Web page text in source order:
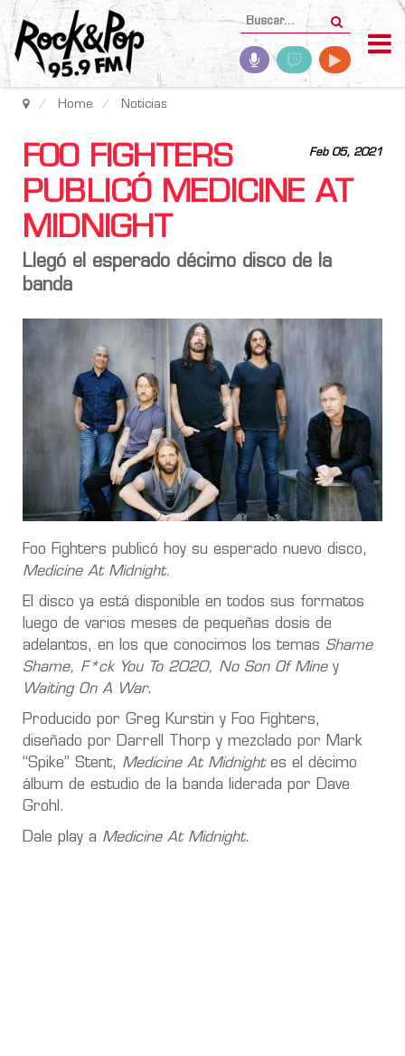
Home Noticias
Feb 05, 2021
FOO FIGHTERS
PUBLICÓ MEDICINE AT
MIDNIGHT
Llegó el esperado décimo disco de la
banda
Foo Fighters publicó hoy su esperado nuevo disco,
Medicine At Midnight.
El disco ya está disponible en todos sus formatos
luego de varios meses de pequeñas dosis de
adelantos, en los que conocimos los temas Shame
Shame, F*ck You To 2020, No Son Of Miney
Waiting On A War.
Producido por Greg Kurstin y Foo Fighters,
diseñado por Darrell Thorp y mezclado por Mark
“Spike” Stent, Medicine At Midnightes el décimo
álbum de estudio de la banda liderada por Dave
Grohl.
Dale play a Medicine At Midnight.